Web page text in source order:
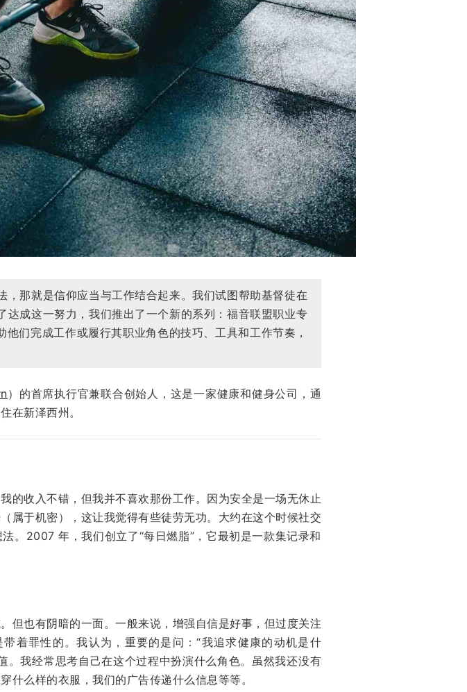
那就是信仰应当与工作结合起来。我们试图帮助基督徒在
成这一努力，我们推出了一个新的系列：福音联盟职业专
们完成工作或履行其职业角色的技巧、工具和工作节奏，
）的首席执行官兼联合创始人，这是一家健康和健身公司，通
在新泽西州。
的收入不错，但我并不喜欢那份工作。因为安全是一场无休止
属于机密），这让我觉得有些徒劳无功。大约在这个时候社交
。2007 年，我们创立了“每日燃脂”，它最初是一款集记录和
也有阴暗的一面。一般来说，增强自信是好事，但过度关注
着罪性的。我认为，重要的是问：“我追求健康的动机是什
我经常思考自己在这个过程中扮演什么角色。虽然我还没有
什么样的衣服，我们的广告传递什么信息等等。